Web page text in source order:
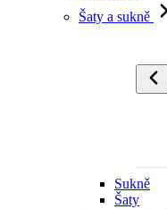
Šaty a sukně
Sukně
Šaty